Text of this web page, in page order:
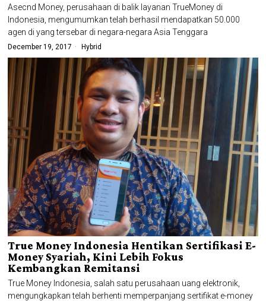
Asecnd Money, perusahaan di balik layanan TrueMoney di
Indonesia, mengumumkan telah berhasil mendapatkan 50.000
agen di yang tersebar di negara-negara Asia Tenggara
December 19, 2017 Hybrid
True Money Indonesia Hentikan Sertifikasi E-
Money Syariah, Kini Lebih Fokus
Kembangkan Remitansi
True Money Indonesia, salah satu perusahaan uang elektronik,
mengungkapkan telah berhenti memperpanjang sertifikat e-money